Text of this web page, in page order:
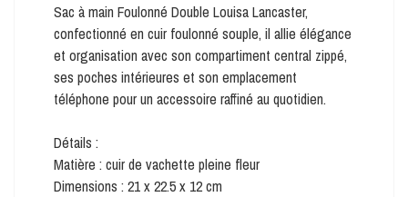
Sac à main Foulonné Double Louisa Lancaster,
confectionné en cuir foulonné souple, il allie élégance
et organisation avec son compartiment central zippé,
ses poches intérieures et son emplacement
téléphone pour un accessoire raffiné au quotidien.
Détails :
Matière : cuir de vachette pleine fleur
Dimensions : 21 x 22.5 x 12 cm